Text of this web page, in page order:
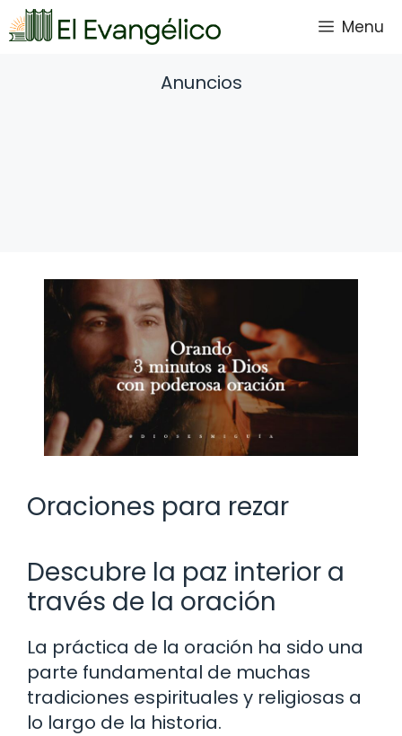
Saltar
al
Menu
Anuncios
Oraciones para rezar
Descubre la paz interior a
través de la oración
La práctica de la oración ha sido una
parte fundamental de muchas
tradiciones espirituales y religiosas a
lo largo de la historia.